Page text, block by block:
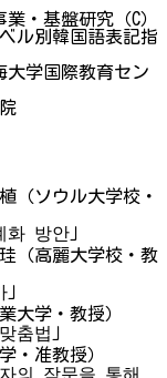
・基盤研究（C）
韓国語表記指
国際教育セン
ソウル大学校・
방안」
（高麗大学校・教
学・教授）
법」
・准教授）
의 작문을 통해